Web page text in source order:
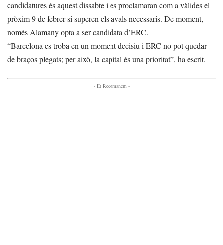
candidatures és aquest dissabte i es proclamaran com a vàlides el
pròxim 9 de febrer si superen els avals necessaris. De moment,
només Alamany opta a ser candidata d’ERC.
“Barcelona es troba en un moment decisiu i ERC no pot quedar
de braços plegats; per això, la capital és una prioritat”, ha escrit.
- Et Recomanem -